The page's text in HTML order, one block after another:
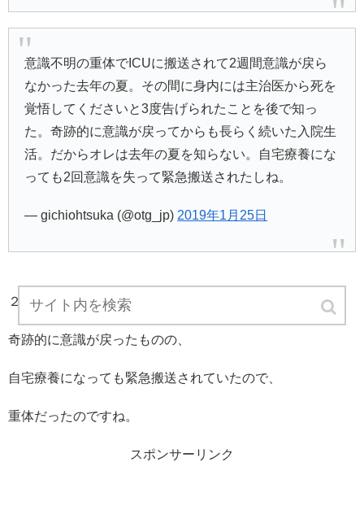
意識不明の重体でICUに搬送されて2週間意識が戻ら
なかった去年の夏。その間に身内には主治医から死を
覚悟してくださいと3度告げられたことを後で知っ
た。奇跡的に意識が戻ってからも長らく続いた入院生
活。だからオレは去年の夏を知らない。自宅療養にな
っても2回意識を失って緊急搬送されたしね。
— gichiohtsuka (@otg_jp) 2019年1月25日
２週間意識が戻らなかったのですね。
奇跡的に意識が戻ったものの、
自宅療養になっても緊急搬送されていたので、
重体だったのですね。
スポンサーリンク